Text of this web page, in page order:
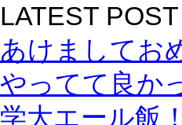
LATEST POST
あけましてお
やってて良か
学大エール飯